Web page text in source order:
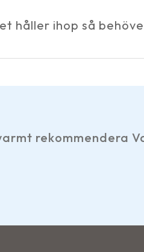
håller ihop så
rekommendera